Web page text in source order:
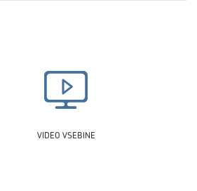
VIDEO VSEBINE